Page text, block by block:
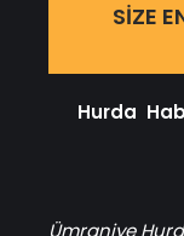
SIZE
Hurda
Ümraniye